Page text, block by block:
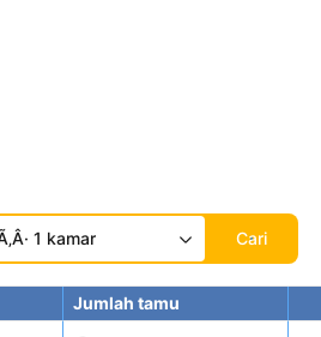
1 kamar Cari
Jumlah tamu